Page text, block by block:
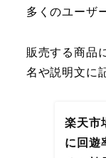
多くのユーザ
販売する商品
名や説明文に
楽天市
に回遊